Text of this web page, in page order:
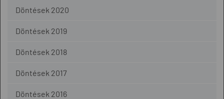
Döntések 2020
Döntések 2019
Döntések 2018
Döntések 2017
Döntések 2016